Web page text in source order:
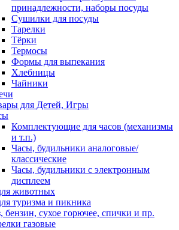
принадлежности, наборы посуды
Сушилки для посуды
Тарелки
Тёрки
Термосы
Формы для выпекания
Хлебницы
Чайники
для Детей, Игры
Комплектующие для часов (механизмы
и т.п.)
Часы, будильники аналоговые/
классические
Часы, будильники с электронным
дисплеем
животных
туризма и пикника
бензин, сухое горючее, спички и пр.
газовые